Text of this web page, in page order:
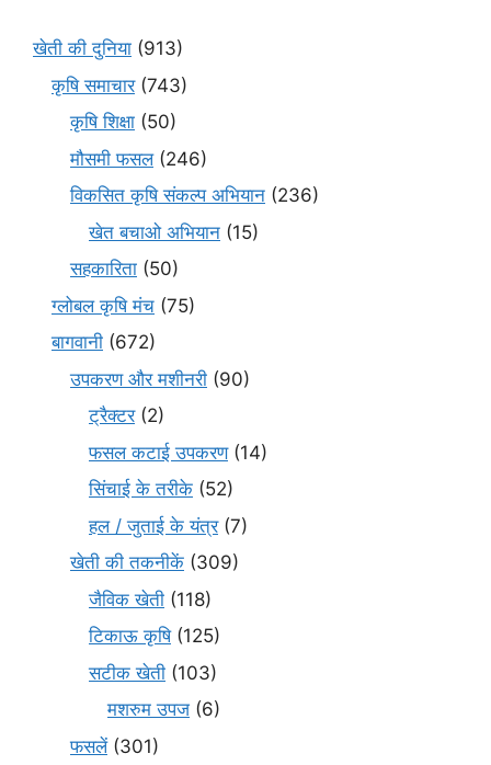
खेती की दुनिया (913)
कृषि समाचार(743)
कृषि शिक्षा (50)
मौसमी फसल(246)
विकसित कृषि संकल्प अभियान (236)
खेत बचाओ अभियान (15)
सहकारिता (50)
ग्लोबल कृषि मंच (75)
बागवानी (672)
उपकरण और मशीनरी (90)
ट्रैक्टर(2)
फसल कटाई उपकरण(14)
सिंचाई के तरीके (52)
हल / जुताई के यंत्र(7)
खेती की तकनीकें (309)
जैविक खेती (118)
टिकाऊ कृषि(125)
सटीक खेती (103)
मशरुम उपज (6)
फसलें(301)